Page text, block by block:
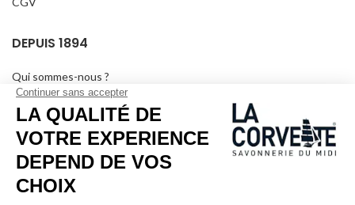
DEPUIS 1894
Qui sommes-nous ?
Savons personnalisés
Visiter le musée
Devenir revendeur
Dans les médias